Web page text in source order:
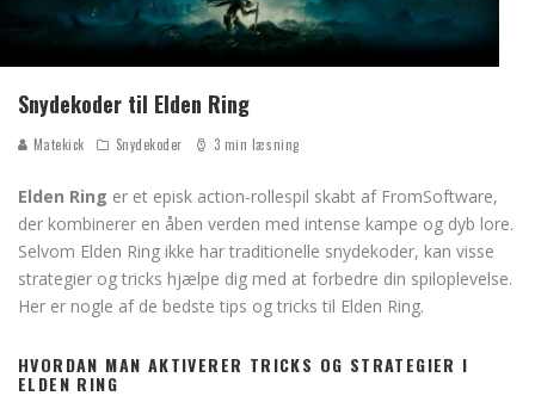
Snydekoder til Elden Ring
Matekick Snydekoder 3 min læsning
Elden Ring er et episk action-rollespil skabt af FromSoftware,
der kombinerer en åben verden med intense kampe og dyb lore.
Selvom Elden Ring ikke har traditionelle snydekoder, kan visse
strategier og tricks hjælpe dig med at forbedre din spiloplevelse.
Her er nogle af de bedste tips og tricks til Elden Ring.
HVORDAN MAN AKTIVERER TRICKS OG STRATEGIER I
ELDEN RING